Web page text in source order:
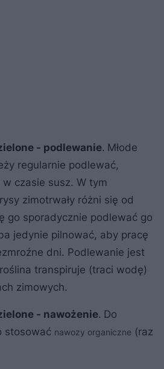
- podlewanie. Młode
regularnie podlewać,
czasie susz. W tym
zimotrwały różni się od
go sporadycznie podlewać go
jedynie pilnować, aby pracę
dni. Podlewanie jest
transpiruje (traci wodę)
zimowych.
- nawożenie. Do
stosować nawozy organiczne (raz